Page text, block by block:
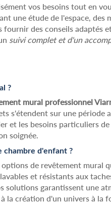
vos besoins tout en
une étude de l'espace,
des conseils adaptés
suivi complet et d'un
?
mural professionnel
s'étendent sur une période
et les besoins particuliers
soignée.
chambre d'enfant ?
de revêtement mural
et résistants aux
garantissent une
la création d'un univers à la